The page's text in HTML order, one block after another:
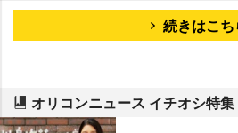
続きはこち
オリコンニュース イチオシ特集